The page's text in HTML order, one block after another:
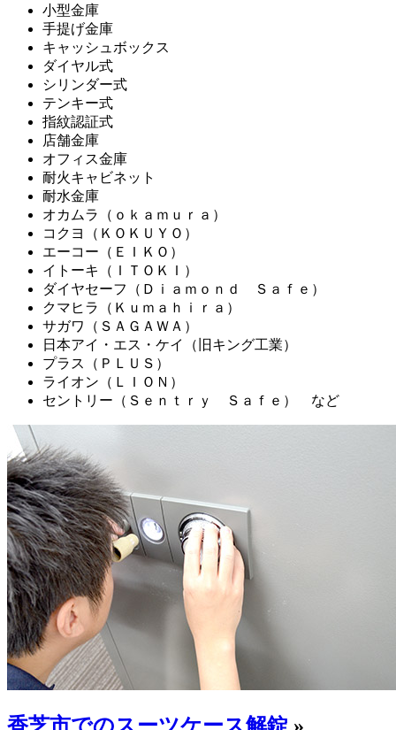
小型金庫
手提げ金庫
キャッシュボックス
ダイヤル式
シリンダー式
テンキー式
指紋認証式
店舗金庫
オフィス金庫
耐火キャビネット
耐水金庫
オカムラ（ｏｋａｍｕｒａ）
コクヨ（ＫＯＫＵＹＯ）
エーコー（ＥＩＫＯ）
イトーキ（ＩＴＯＫＩ）
ダイヤセーフ（Ｄｉａｍｏｎｄ Ｓａｆｅ）
クマヒラ（Ｋｕｍａｈｉｒａ）
サガワ（ＳＡＧＡＷＡ）
日本アイ・エス・ケイ（旧キング工業）
プラス（ＰＬＵＳ）
ライオン（ＬＩＯＮ）
セントリー（Ｓｅｎｔｒｙ Ｓａｆｅ） など